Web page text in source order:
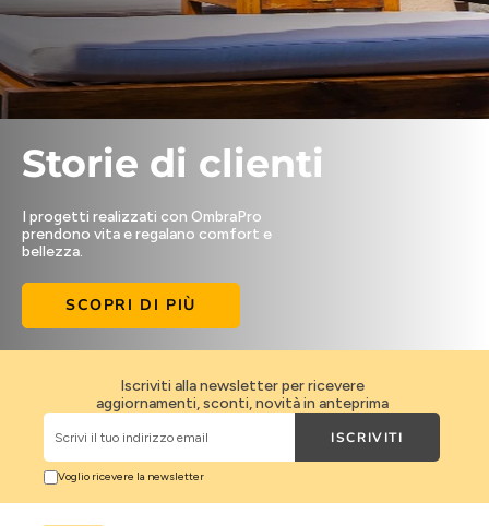
Storie di clienti
I progetti realizzati con OmbraPro
prendono vita e regalano comfort e
bellezza.
SCOPRI DI PIÙ
Scrivi il tuo indirizzo email
Voglio ricevere la newsletter
ISCRIVITI
Iscriviti alla newsletter per ricevere
aggiornamenti, sconti, novità in anteprima